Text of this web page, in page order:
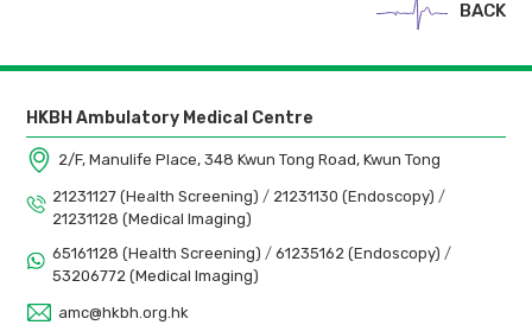
BACK
HKBH Ambulatory Medical Centre
2/F, Manulife Place, 348 Kwun Tong Road, Kwun Tong
21231127 (Health Screening) / 21231130 (Endoscopy) /
21231128 (Medical Imaging)
65161128 (Health Screening) / 61235162 (Endoscopy) /
53206772 (Medical Imaging)
amc@hkbh.org.hk